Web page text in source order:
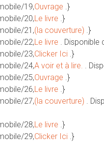
19,Ouvrage .}
20,Le livre .}
21,(la couverture) .}
22,Le livre . Disponible
23,Clicker Ici .}
24,A voir et à lire. .
25,Ouvrage .}
26,Le livre .}
27,(la couverture) .
28,Le livre .}
29,Clicker Ici .}